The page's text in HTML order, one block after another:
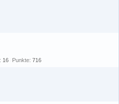
16 Punkte 716